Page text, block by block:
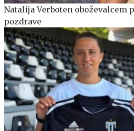
Natalija Verboten oboževalcem
pozdrave